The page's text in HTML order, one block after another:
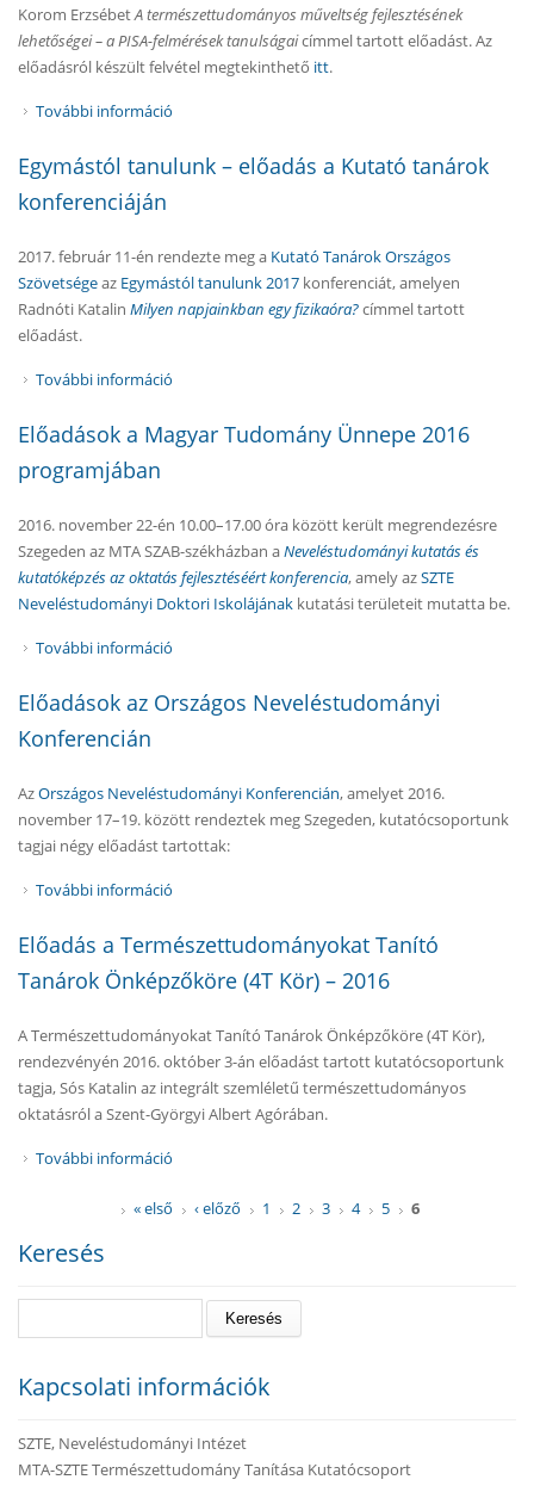
Korom ErzsébetA természettudományos műveltség fejlesztésének
lehetőségei – a PISA-felmérések tanulságaicímmel tartott előadást. Az
előadásról készült felvétel megtekinthető itt.
További információ
kapcsolatosan
Egymástól tanulunk – előadás a Kutató tanárok
konferenciáján
2017. február 11-én rendezte meg a Kutató Tanárok Országos
Szövetségeaz Egymástól tanulunk 2017 konferenciát, amelyen
Radnóti Katalin Milyen napjainkban egy fizikaóra?címmel tartott
előadást.
További információ
Előadások a Magyar Tudomány Ünnepe 2016
programjában
2016. november 22-én 10.00–17.00 óra között került megrendezésre
Szegeden az MTA SZAB-székházban aNeveléstudományi kutatás és
kutatóképzés az oktatás fejlesztéséért konferencia, amely azSZTE
Neveléstudományi Doktori Iskolájának kutatási területeit mutatta be.
További információ
Előadások az Országos Neveléstudományi
Konferencián
AzOrszágos Neveléstudományi Konferencián, amelyet 2016.
november 17–19. között rendeztek meg Szegeden, kutatócsoportunk
tagjai négy előadást tartottak:
További információ
Előadás a Természettudományokat Tanító
Tanárok Önképzőköre (4T Kör) – 2016
A Természettudományokat Tanító Tanárok Önképzőköre (4T Kör),
rendezvényén 2016. október 3-án előadást tartott kutatócsoportunk
tagja, Sós Katalin az integrált szemléletű természettudományos
oktatásról a Szent-Györgyi Albert Agórában.
További információ
kapcsolatosan
« első ‹ előző 1 2 3 4 5 6
Keresés
Kapcsolati információk
SZTE, Neveléstudományi Intézet
MTA-SZTE Természettudomány Tanítása Kutatócsoport